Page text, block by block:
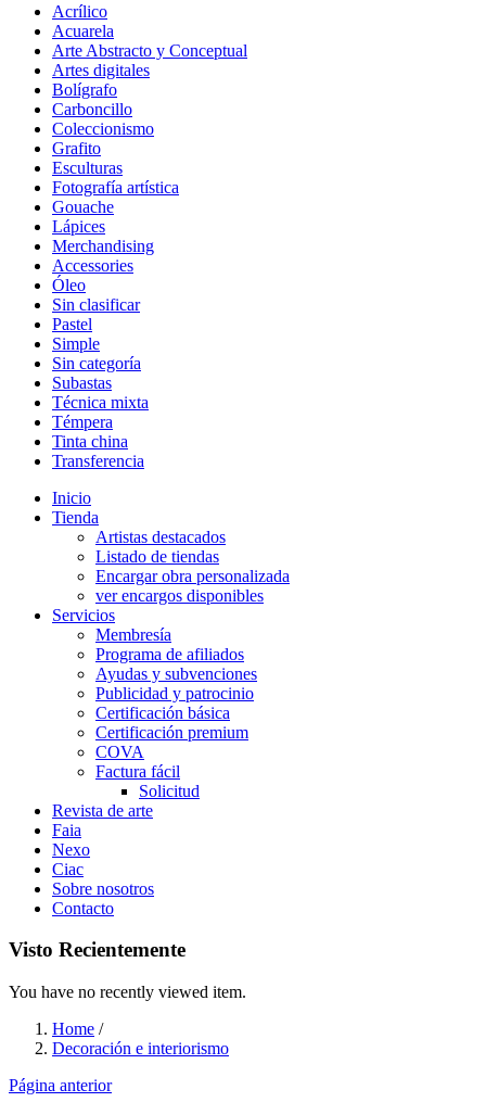
Acrílico
Acuarela
Arte Abstracto y Conceptual
Artes digitales
Bolígrafo
Carboncillo
Coleccionismo
Grafito
Esculturas
Fotografía artística
Gouache
Lápices
Merchandising
Accessories
Óleo
Sin clasificar
Pastel
Simple
Sin categoría
Subastas
Técnica mixta
Témpera
Tinta china
Transferencia
Inicio
Tienda
Artistas destacados
Listado de tiendas
Encargar obra personalizada
ver encargos disponibles
Servicios
Membresía
Programa de afiliados
Ayudas y subvenciones
Publicidad y patrocinio
Certificación básica
Certificación premium
COVA
Factura fácil
Solicitud
Revista de arte
Faia
Nexo
Ciac
Sobre nosotros
Contacto
Visto Recientemente
You have no recently viewed item.
Home /
Decoración e interiorismo
Página anterior